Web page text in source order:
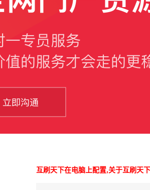
互刷天下在电脑上配置,关于互刷天